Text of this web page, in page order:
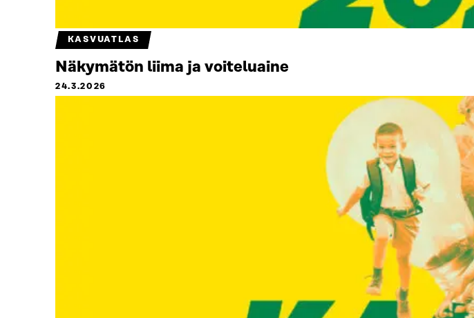
KASVUATLAS
Näkymätön liima ja voiteluaine
24.3.2026